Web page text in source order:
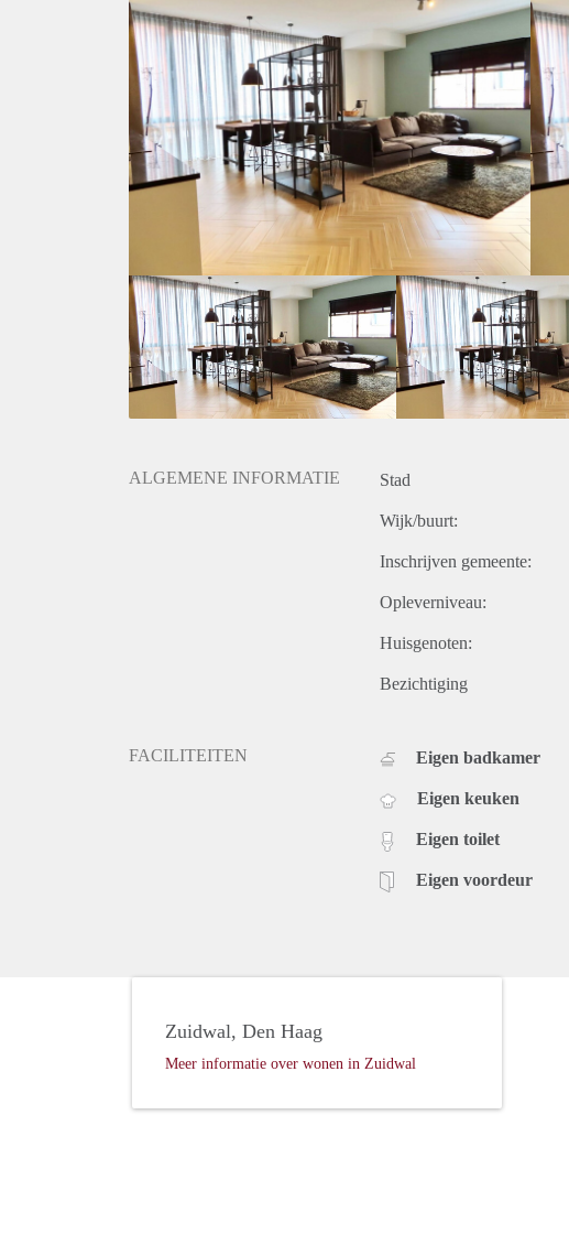
Bathroom with walk-in shower, sink, towel radiator and
There is floor heating in the whole apartment. Double glazed.
Location
Centrally located, close to the theatre on Spui, the Anton
variety of The Hague’s restaurants and entertainment. The
5 minute reach. Perfect for expats working in and around the
Key aspects
- Unique renovated apartment
- High end finishes
- Fitted with every comfort
- Available for long term
- House sharing possible between two young professionals
- Possibility of renting a parking space in the garage
Rental price: €2.050,- including gas, water, electricity, TV and
ALGEMENE INFORMATIE Stad
Wijk/buurt:
Inschrijven gemeente:
Opleverniveau:
Huisgenoten:
Bezichtiging
FACILITEITEN Eigen badkamer
Eigen keuken
Eigen toilet
Eigen voordeur
Zuidwal, Den Haag
Meer informatie over wonen in Zuidwal